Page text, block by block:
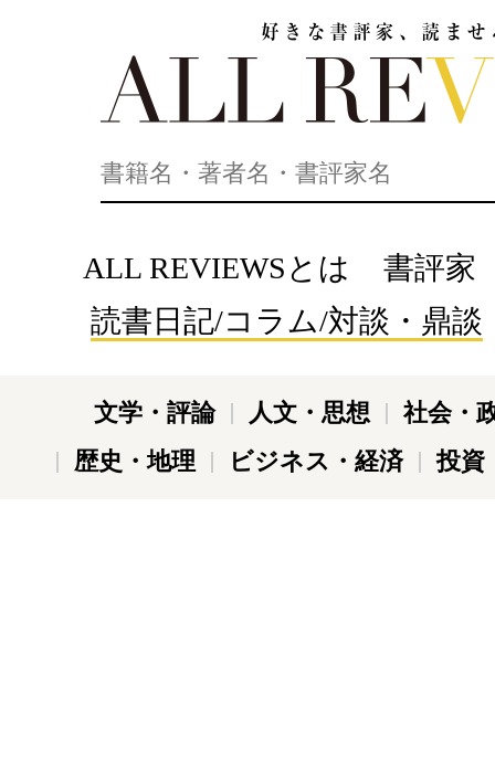
ALL REVIEWSとは
書評家
読書日記/コラム/対談・鼎談
文学・評論 人文・思想
社会・
歴史・地理
ビジネス・経済 投資